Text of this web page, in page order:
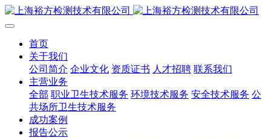
首页
关于我们
公司简介 企业文化 资质证书 人才招聘 联系我们
主营业务
全部 职业卫生技术服务 环境技术服务 安全技术服务 公
共场所卫生技术服务
成功案例
报告公示